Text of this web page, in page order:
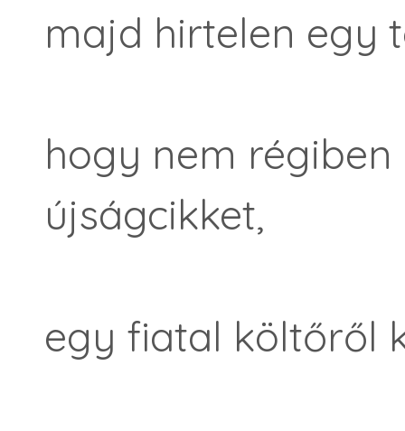
majd hirtelen egy
hogy nem
újságcikket,
egy fiatal költőről